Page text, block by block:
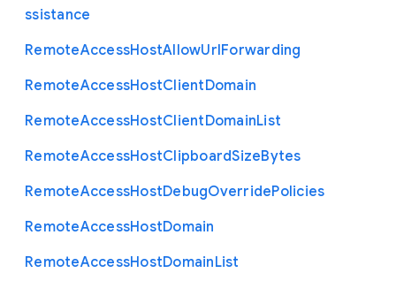
ssistance
RemoteAccessHostAllowUrlForwarding
RemoteAccessHostClientDomain
RemoteAccessHostClientDomainList
RemoteAccessHostClipboardSizeBytes
RemoteAccessHostDebugOverridePolicies
RemoteAccessHostDomain
RemoteAccessHostDomainList